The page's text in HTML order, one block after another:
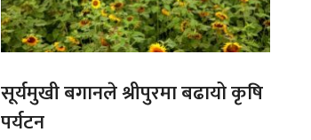
सूर्यमुखी बगानले श्रीपुरमा बढायो कृषि
पर्यटन